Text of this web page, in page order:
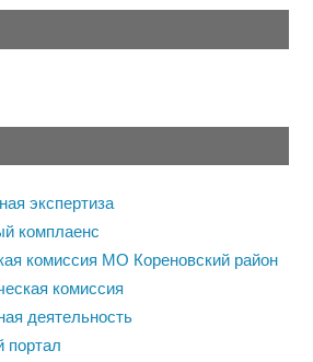
экспертиза
комплаенс
комиссия МО Кореновский район
комиссия
деятельность
портал